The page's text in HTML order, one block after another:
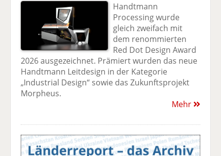
Handtmann
Processing wurde
gleich zweifach mit
dem renommierten
Red Dot Design Award
2026 ausgezeichnet. Prämiert wurden das neue
Handtmann Leitdesign in der Kategorie
„Industrial Design“ sowie das Zukunftsprojekt
Morpheus.
Mehr